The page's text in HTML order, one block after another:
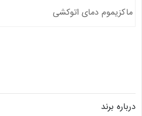
ماکزیموم دمای اتوکشی
درباره برند